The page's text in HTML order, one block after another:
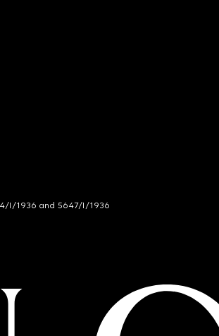
I/1936 and 5647/I/1936